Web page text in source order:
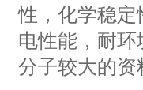
性，化学稳
电性能，耐
分子较大的